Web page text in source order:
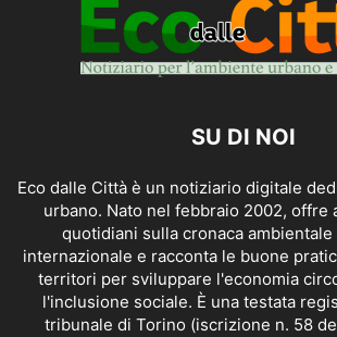
SU DI NOI
Eco dalle Città è un notiziario digitale
urbano. Nato nel febbraio 2002, offre
quotidiani sulla cronaca ambientale
internazionale e racconta le buone
territori per sviluppare l'economia
l'inclusione sociale. È una testata
tribunale di Torino (iscrizione n. 58